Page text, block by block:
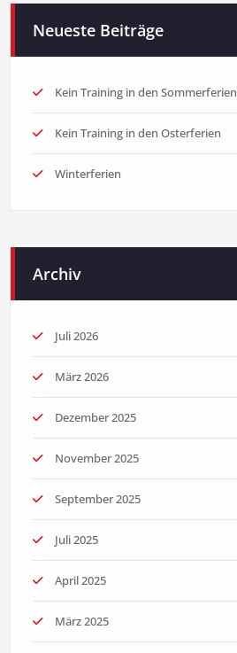
Neueste Beiträge
Kein Training in den Sommerferien
Kein Training in den Osterferien
Winterferien
Archiv
Juli 2026
März 2026
Dezember 2025
November 2025
September 2025
Juli 2025
April 2025
März 2025